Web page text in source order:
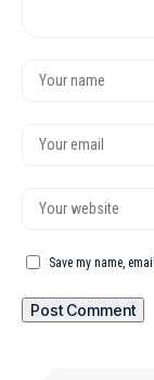
Save my name,